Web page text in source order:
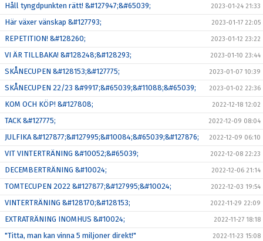
Håll tyngdpunkten rätt! &#127947;&#65039; 2023-01-24 21:33
Här växer vänskap &#127793; 2023-01-17 22:05
REPETITION! &#128260; 2023-01-12 23:22
VI ÄR TILLBAKA! &#128248;&#128293; 2023-01-10 23:44
SKÅNECUPEN &#128153;&#127775; 2023-01-07 10:39
SKÅNECUPEN 22/23 &#9917;&#65039;&#11088;&#65039; 2023-01-02 22:36
KOM OCH KÖP! &#127808; 2022-12-18 12:02
TACK &#127775; 2022-12-09 08:04
JULFIKA &#127877;&#127995;&#10084;&#65039;&#127876; 2022-12-09 06:10
VIT VINTERTRÄNING &#10052;&#65039; 2022-12-08 22:23
DECEMBERTRÄNING &#10024; 2022-12-06 21:14
TOMTECUPEN 2022 &#127877;&#127995;&#10024; 2022-12-03 19:54
VINTERTRÄNING &#128170;&#128153; 2022-11-29 22:09
EXTRATRÄNING INOMHUS &#10024; 2022-11-27 18:18
"Titta, man kan vinna 5 miljoner direkt!" 2022-11-23 15:08